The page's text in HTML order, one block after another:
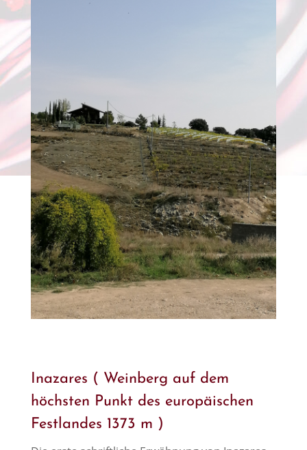
Inazares ( Weinberg auf dem
höchsten Punkt des europäischen
Festlandes 1373 m )